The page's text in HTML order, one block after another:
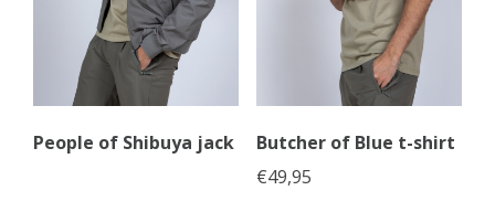
People of Shibuya jack
Butcher of Blue t-shirt
€49,95